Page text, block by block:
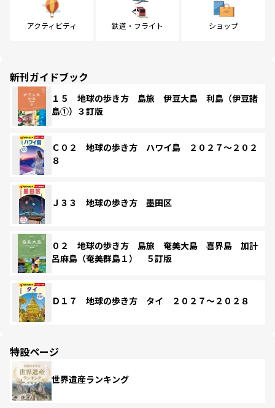
アクティビティ 鉄道・フライト ショップ
新刊ガイドブック
１５ 地球の歩き方 島旅 伊豆大島 利島（伊豆諸
島①）３訂版
Ｃ０２ 地球の歩き方 ハワイ島 ２０２７～２０２
８
Ｊ３３ 地球の歩き方 墨田区
０２ 地球の歩き方 島旅 奄美大島 喜界島 加計
呂麻島（奄美群島１） ５訂版
Ｄ１７ 地球の歩き方 タイ ２０２７～２０２８
特設ページ
世界遺産ランキング